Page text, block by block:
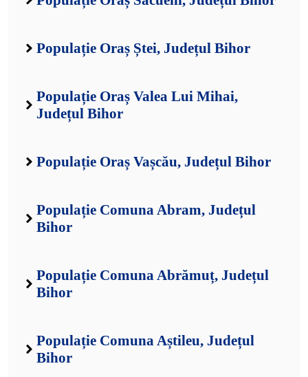
Populație Oraș Ștei, Județul Bihor
Populație Oraș Valea Lui Mihai,
Județul Bihor
Populație Oraș Vașcău, Județul Bihor
Populație Comuna Abram, Județul
Bihor
Populație Comuna Abrămuț, Județul
Bihor
Populație Comuna Aștileu, Județul
Bihor